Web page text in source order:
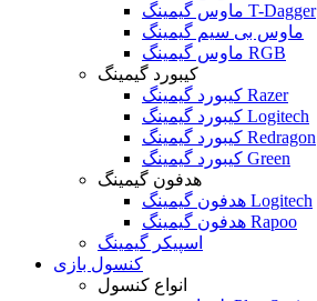
ماوس گیمینگ T-Dagger
ماوس بی سیم گیمینگ
ماوس گیمینگ RGB
کیبورد گیمینگ
کیبورد گیمینگ Razer
کیبورد گیمینگ Logitech
کیبورد گیمینگ Redragon
کیبورد گیمینگ Green
هدفون گیمینگ
هدفون گیمینگ Logitech
هدفون گیمینگ Rapoo
اسپیکر گیمینگ
کنسول بازی
انواع کنسول